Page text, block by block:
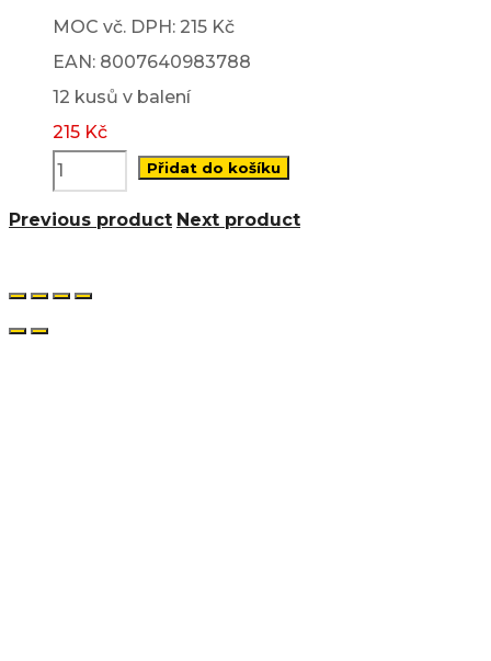
MOC vč. DPH: 215 Kč
EAN: 8007640983788
12 kusů v balení
215 Kč
Přidat do košíku
Previous product Next product